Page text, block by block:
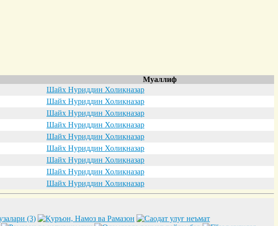
Муаллиф
Шайх Нуриддин Холиқназар
Шайх Нуриддин Холиқназар
Шайх Нуриддин Холиқназар
Шайх Нуриддин Холиқназар
Шайх Нуриддин Холиқназар
Шайх Нуриддин Холиқназар
Шайх Нуриддин Холиқназар
Шайх Нуриддин Холиқназар
Шайх Нуриддин Холиқназар